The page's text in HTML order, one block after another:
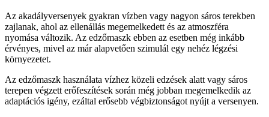
Az akadályversenyek gyakran vízben vagy nagyon sáros terekben
zajlanak, ahol az ellenállás megemelkedett és az atmoszféra
nyomása változik. Az edzőmaszk ebben az esetben még inkább
érvényes, mivel az már alapvetően szimulál egy nehéz légzési
környezetet.
Az edzőmaszk használata vízhez közeli edzések alatt vagy sáros
terepen végzett erőfeszítések során még jobban megemelkedik az
adaptációs igény, ezáltal erősebb végbiztonságot nyújt a versenyen.